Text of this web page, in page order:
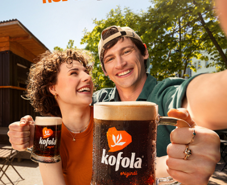
PRIDAJ SA K NÁM
BUĎME PARŤÁCI
KONTAKTY
CZ SK EN